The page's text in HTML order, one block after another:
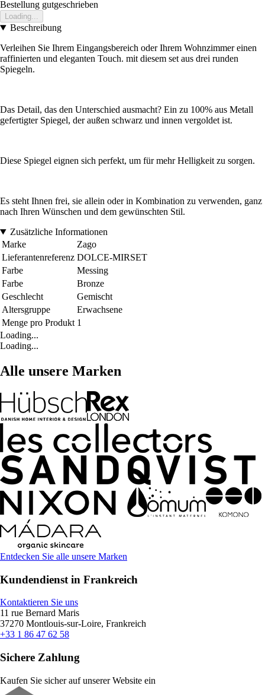
Bestellung gutgeschrieben
Loading...
Beschreibung
Verleihen Sie Ihrem Eingangsbereich oder Ihrem Wohnzimmer einen
raffinierten und eleganten Touch. mit diesem set aus drei runden
Spiegeln.
Das Detail, das den Unterschied ausmacht? Ein zu 100% aus Metall
gefertigter Spiegel, der außen schwarz und innen vergoldet ist.
Diese Spiegel eignen sich perfekt, um für mehr Helligkeit zu sorgen.
Es steht Ihnen frei, sie allein oder in Kombination zu verwenden, ganz
nach Ihren Wünschen und dem gewünschten Stil.
Zusätzliche Informationen
Marke
Zago
Lieferantenreferenz DOLCE-MIRSET
Farbe
Messing
Farbe
Bronze
Geschlecht
Gemischt
Altersgruppe
Erwachsene
Menge pro Produkt 1
Loading...
Loading...
Alle unsere Marken
Entdecken Sie alle unsere Marken
Kundendienst in Frankreich
Kontaktieren Sie uns
11 rue Bernard Maris
37270 Montlouis-sur-Loire, Frankreich
+33 1 86 47 62 58
Sichere Zahlung
Kaufen Sie sicher auf unserer Website ein